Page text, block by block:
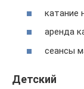
катание
аренда
сеансы
Детский